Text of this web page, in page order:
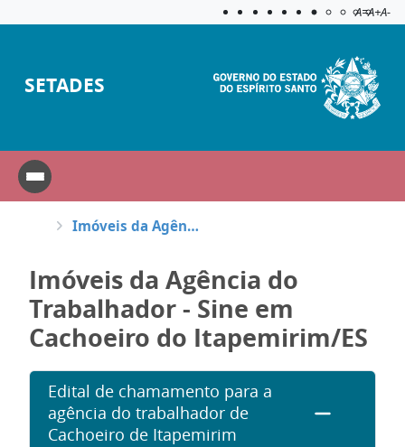
Aplicar
A=A+A-
SETADES
Imóveis da Agência do Trabalhador - Sine em Cachoeiro do Itapemirim/ES
Imóveis da Agência do
Trabalhador - Sine em
Cachoeiro do Itapemirim/ES
Edital de chamamento para a
agência do trabalhador de
Cachoeiro de Itapemirim